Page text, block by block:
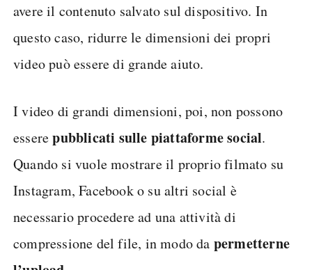
avere il contenuto salvato sul dispositivo. In
questo caso, ridurre le dimensioni dei propri
video può essere di grande aiuto.
I video di grandi dimensioni, poi, non possono
esserepubblicati sulle piattaformesocial.
Quando si vuole mostrare il proprio filmato su
Instagram, Facebook o su altri social è
necessario procedere ad una attività di
compressione del file, in modo da permetterne